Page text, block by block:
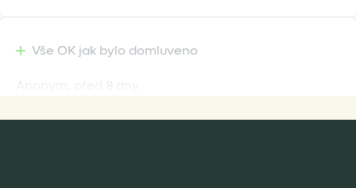
Vše OK jak bylo domluveno